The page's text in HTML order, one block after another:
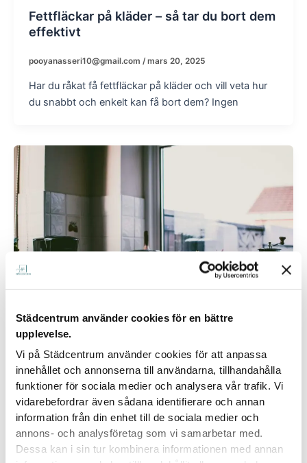
Städcentrum använder cookies för en bättre
upplevelse.
Vi på Städcentrum använder cookies för att anpassa
innehållet och annonserna till användarna, tillhandahålla
funktioner för sociala medier och analysera vår trafik. Vi
vidarebefordrar även sådana identifierare och annan
information från din enhet till de sociala medier och
annons- och analysföretag som vi samarbetar med.
Dessa kan i sin tur kombinera informationen med annan
Fettfläckar på kläder – så tar du bort dem
effektivt
pooyanasseri10@gmail.com /mars 20, 2025
Har du råkat få fettfläckar på kläder och vill veta hur
du snabbt och enkelt kan få bort dem? Ingen
Städtips
Städtips: Kalka av kaffebryggare
Att kalka av kaffebryggaren regelbundet är
avgörande för att din kaffemaskin ska hålla sig i gott